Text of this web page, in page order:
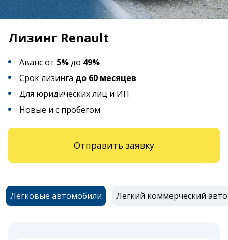
Лизинг Renault
Аванс от 5%до 49%
Срок лизинга до 60 месяцев
Для юридических лиц и ИП
Новые и с пробегом
Отправить заявку
Легковые автомобили Легкий коммерческий